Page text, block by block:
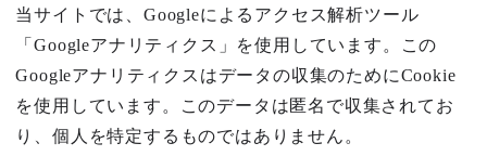
当サイトでは、Googleによるアクセス解析ツール
「Googleアナリティクス」を使用しています。この
Googleアナリティクスはデータの収集のためにCookie
を使用しています。このデータは匿名で収集されてお
り、個人を特定するものではありません。